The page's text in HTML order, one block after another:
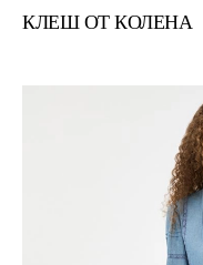
КЛЕШ ОТ КОЛЕНА